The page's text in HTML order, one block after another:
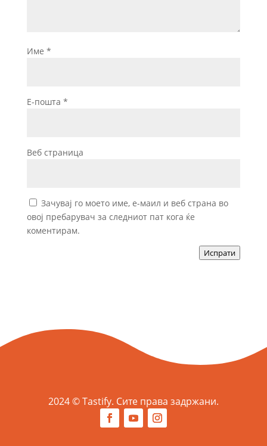
Име *
Е-пошта *
Веб страница
Зачувај го моето име, е-маил и веб страна во
овој пребарувач за следниот пат кога ќе
коментирам.
Испрати
2024 © Tastify. Сите права задржани.